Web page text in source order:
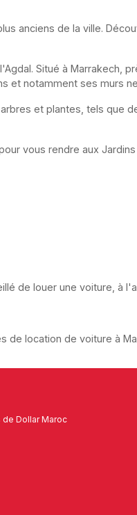
anciens de la ville.
Situé à Marrakech,
et notamment ses murs
et plantes, tels que
vous rendre aux
de louer une voiture, à
de location de voiture à
Dollar Maroc